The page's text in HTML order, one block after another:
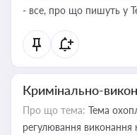
- все, про що пишуть у
Кримінально-
Про що тема: Тема
регулювання виконання